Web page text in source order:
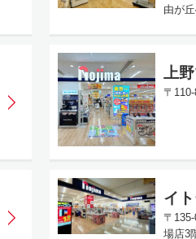
由が
上
〒
イ
〒
場店3